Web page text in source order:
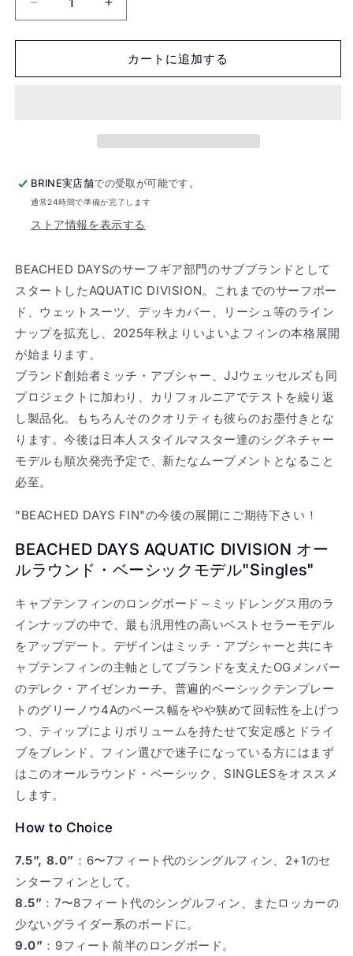
BEACHED
DAYS
ビ
チ
ア
ィ
ッ
ク
ィ
ビ
ジ
ョ
ン
Singles
9
ン
チ
数
量
減
ら
す
BEACHED
DAYS
ビ
チ
イ
ア
ア
ィ
ッ
ク
デ
ジ
ョ
ン
Singles
9
イ
チ
数
量
増
や
す
カートに追加する
BRINE実店舗での受取が可能です。
通常24時間で準備が完了します
ストア情報を表示する
BEACHED DAYSのサーフギア部門のサブブランドとして
スタートしたAQUATIC DIVISION。これまでのサーフボー
ド、ウェットスーツ、デッキカバー、リーシュ等のライン
ナップを拡充し、 2025年秋よりいよいよフィンの本格展開
が始まります。
ブランド創始者ミッチ・アブシャー、JJウェッセルズも同
プロジェクトに加わり、カリフォルニアでテストを繰り返
し製品化。もちろんそのクオリティも彼らのお墨付きとな
ります。今後は日本人スタイルマスター達のシグネチャー
モデルも順次発売予定で、新たなムーブメントとなること
必至。
"BEACHED DAYS FIN"の今後の展開にご期待下さい！
BEACHED DAYS AQUATIC DIVISION オー
ルラウンド・ベーシックモデル"Singles"
キャプテンフィンのロングボード～ミッドレングス用のラ
インナップの中で、最も汎用性の高いベストセラーモデル
をアップデート。デザインはミッチ・アブシャーと共にキ
ャプテンフィンの主軸としてブランドを支えた OGメンバー
のデレク・アイゼンカーチ。普遍的ベーシックテンプレー
トのグリーノウ4Aのベース幅をやや狭めて回転性を上げつ
つ、ティップによりボリュームを持たせて安定感とドライ
ブをブレンド。フィン選びで迷子になっている方にはまず
はこのオールラウンド・ベーシック、 SINGLESをオススメ
します。
How to Choice
7.5”, 8.0” ：6〜7フィート代のシングルフィン、2+1のセ
ンターフィンとして。
8.5” ：7〜8フィート代のシングルフィン、またロッカーの
少ないグライダー系のボードに。
9.0” ：9フィート前半のロングボード。